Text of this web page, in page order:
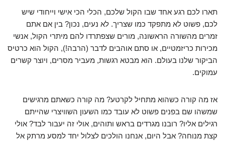
תארו לכם רגע אחד שבו הקול שלכם, הכלי הכי אישי וייחודי שיש
לכם, פשוט לא מתפקד כמו שצריך. לא נעים, נכון? בין אם אתם
זמרים מהשורה הראשונה, מורים שצפתרדו להם מיתרי הקול, אנשי
מכירות כריזמטיים, או סתם אוהבים לדבר (הרבה!), הקול הוא כרטיס
הביקור שלנו בעולם. הוא מבטא רגשות, מעביר מסרים, ויוצר קשרים
עמוקים.
אז מה קורה כשהוא מתחיל לקרטע? מה קורה כשאתם מרגישים
שמשהו שם בפנים פשוט לא עובד כמו השעון השוויצרי שהייתם
רגילים אליו? רובנו מגרדים בראש ותוהים, אולי זה יעבור לבד? אולי
קצת מנוחה? אבל היום, אנחנו הולכים לצלול יחד למסע מרתק אל